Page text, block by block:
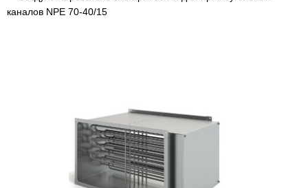
каналов NPE 70-40/15